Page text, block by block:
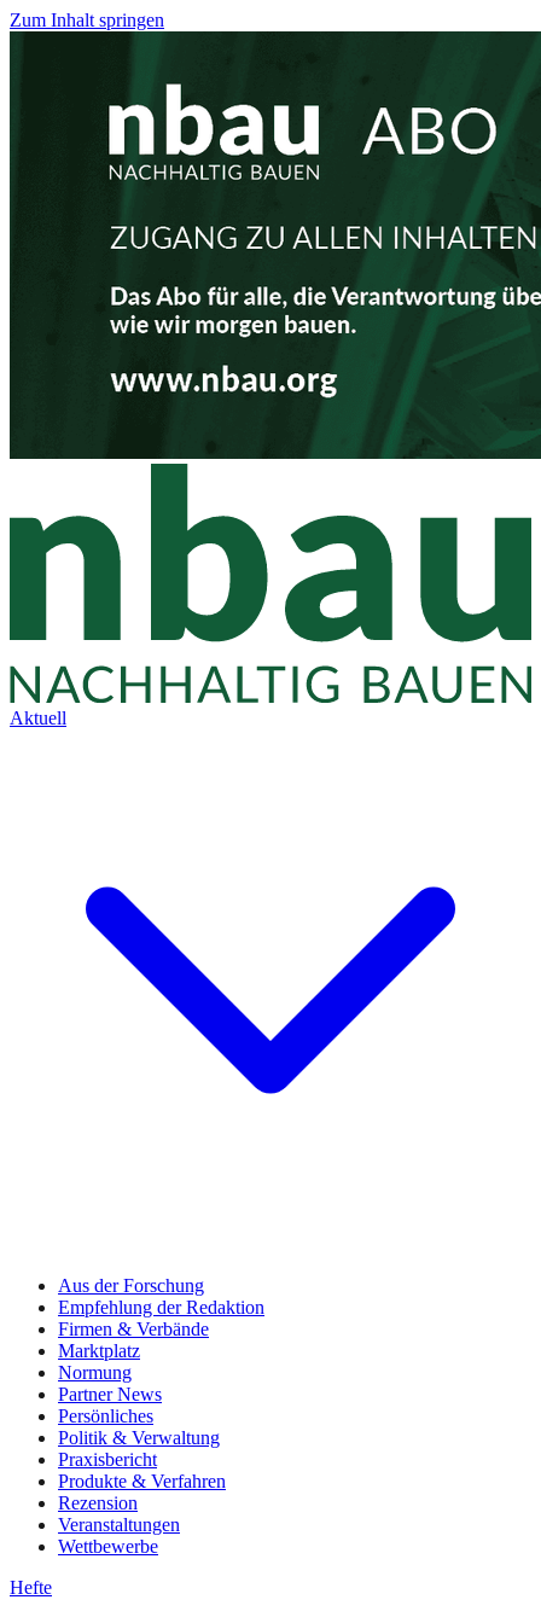
Zum Inhalt springen
Aktuell
Aus der Forschung
Empfehlung der Redaktion
Firmen & Verbände
Marktplatz
Normung
Partner News
Persönliches
Politik & Verwaltung
Praxisbericht
Produkte & Verfahren
Rezension
Veranstaltungen
Wettbewerbe
Hefte